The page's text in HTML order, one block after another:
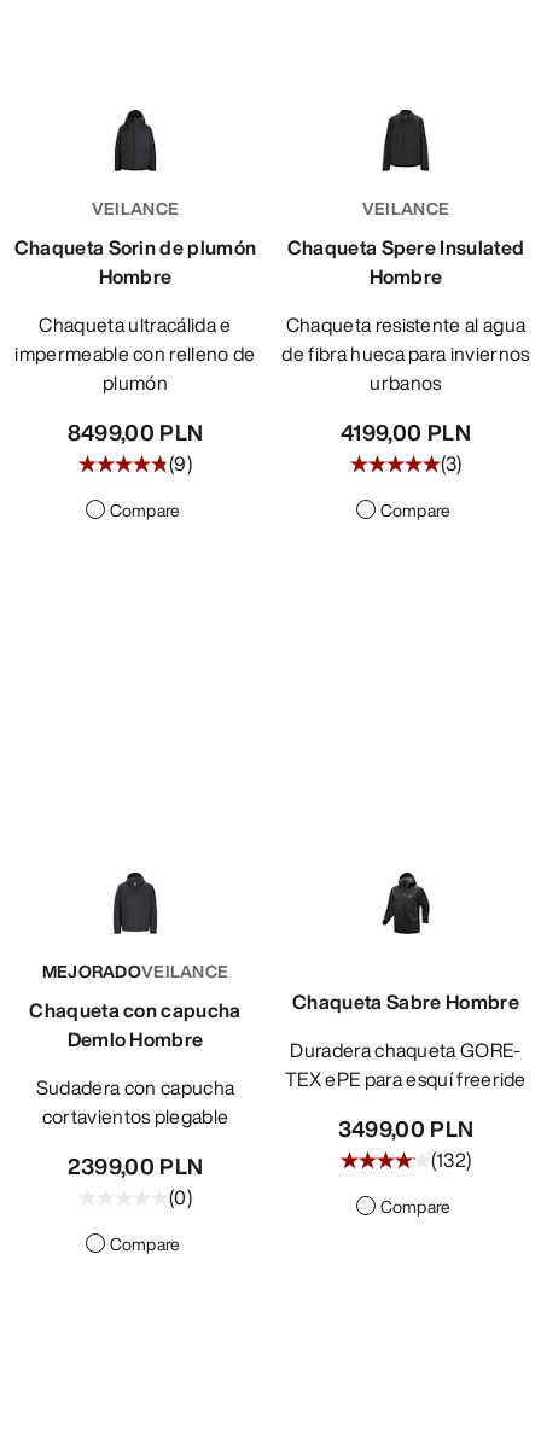
VEILANCE
Chaqueta Sorin de plumón
Hombre
Chaqueta ultracálida e
impermeable con relleno de
plumón
8499,00 PLN
(9)
Compare
VEILANCE
Chaqueta Spere Insulated
Hombre
Chaqueta resistente al agua
de fibra hueca para inviernos
urbanos
4199,00 PLN
(3)
Compare
MEJORADOVEILANCE
Chaqueta con capucha
Demlo Hombre
Sudadera con capucha
cortavientos plegable
2399,00 PLN
(0)
Compare
Chaqueta Sabre Hombre
Duradera chaqueta GORE-
TEX ePE para esquí freeride
3499,00 PLN
(132)
Compare